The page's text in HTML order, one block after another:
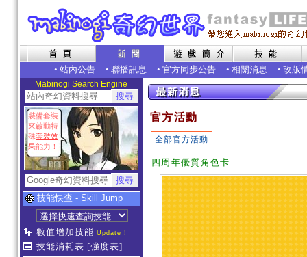
• 站內公告 • 聯播訊息 • 官方同步公告 • 相關消息 • 改版
Mabinogi Search Engine
裝備套裝
來啟動特
殊套裝效
果能力！
技能快查 - Skill Jump
數值增加技能 Update !
技能消耗表 [強度表]
官方活動
全部官方活動
四周年優質角色卡